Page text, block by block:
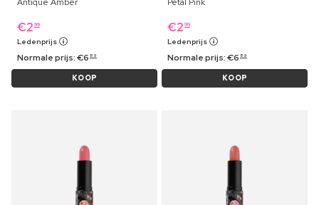
€2 99
Ledenprijs
Normale prijs:€6 89
KOOP
€2 99
Ledenprijs
Normale prijs:€6 89
KOOP